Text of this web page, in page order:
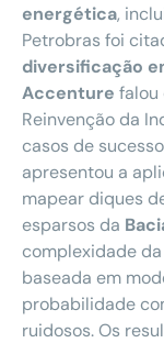
energética,
Petrobras foi
diversificação
Accenture falou
Reinvenção da
casos de
apresentou a
mapear diques
esparsos da
complexidade
baseada em
probabilidade
ruidosos. Os